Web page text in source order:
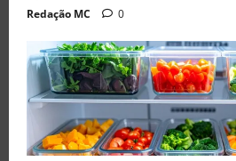
Redação MC 0